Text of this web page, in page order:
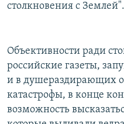
столкновения с Землей".
Объективности ради
российские газеты,
и в душераздирающих
катастрофы, в конце
возможность